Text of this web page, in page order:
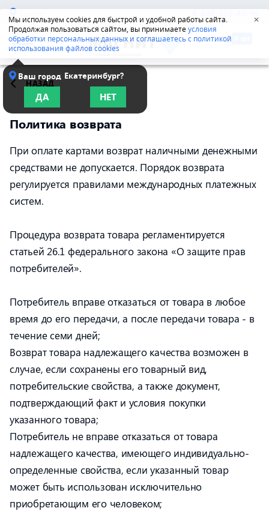
Мы используем cookies для быстрой и удобной работы сайта.
Продолжая пользоваться сайтом, вы принимаетеусловия
обработки персональных данных и соглашаетесь с политикой
использования файлов cookies
✕
Калуга 8-800-555-42-96
Ваш город Екатеринбург?
ДА НЕТ
НАЗАД
Политика возврата
При оплате картами возврат наличными денежными
средствами не допускается. Порядок возврата
регулируется правилами международных платежных
систем.
Процедура возврата товара регламентируется
статьей 26.1 федерального закона «О защите прав
потребителей».
Потребитель вправе отказаться от товара в любое
время до его передачи, а после передачи товара - в
течение семи дней;
Возврат товара надлежащего качества возможен в
случае, если сохранены его товарный вид,
потребительские свойства, а также документ,
подтверждающий факт и условия покупки
указанного товара;
Потребитель не вправе отказаться от товара
надлежащего качества, имеющего индивидуально-
определенные свойства, если указанный товар
может быть использован исключительно
приобретающим его человеком;